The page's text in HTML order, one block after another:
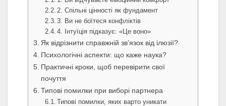
2. Спільні цінності як фундамент
3. Ви не боїтеся конфліктів
4. Інтуїція підказує: «Це воно»
Як відрізнити справжній зв’язок від ілюзії?
Психологічні аспекти: що каже наука?
Практичні кроки, щоб перевірити свої
почуття
Типові помилки при виборі партнера
Типові помилки, яких варто уникати